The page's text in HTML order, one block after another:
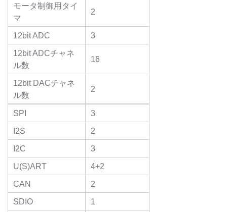
モータ制御用タイ
マ
2
12bit ADC
3
12bit ADCチャネ
ル数
16
12bit DACチャネ
ル数
2
SPI
3
I2S
2
I2C
3
U(S)ART
4+2
CAN
2
SDIO
1